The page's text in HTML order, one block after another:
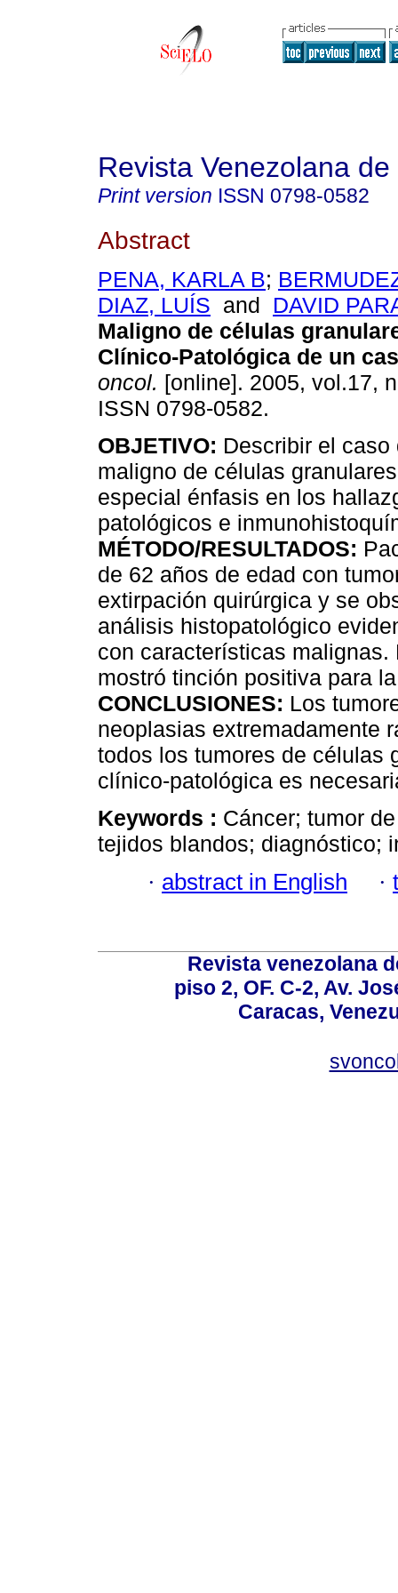
Revista Venezolana
Print version ISSN 0798-0582
Abstract
PENA, KARLA B;
DIAZ, LUÍS and DAVID
Maligno de células
Clínico-Patológica de un
oncol. [online]. 2005, vol.17,
ISSN 0798-0582.
OBJETIVO: Describir el caso
maligno de células
especial énfasis en los
patológicos e
MÉTODO/RESULTADOS:
de 62 años de edad con
extirpación quirúrgica y se
análisis histopatológico
con características
mostró tinción positiva para
CONCLUSIONES: Los
neoplasias extremadamente
todos los tumores de células
clínico-patológica es
Keywords : Cáncer; tumor
tejidos blandos; diagnóstico;
· abstract in English ·
Revista venezolana
piso 2, OF. C-2, Av.
Caracas,